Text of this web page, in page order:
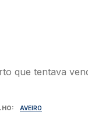
AVEIRO